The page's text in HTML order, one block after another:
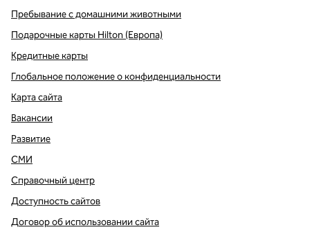
Пребывание с домашними животными
Подарочные карты Hilton (Европа)
Кредитные карты
Глобальное положение о конфиденциальности
Карта сайта
Вакансии
Развитие
СМИ
Справочный центр
Доступность сайтов
Договор об использовании сайта